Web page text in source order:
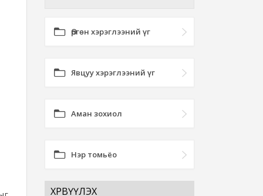
Өргөн хэрэглээний үг
Явцуу хэрэглээний үг
Аман зохиол
Нэр томьёо
ХӨРВҮҮЛЭХ